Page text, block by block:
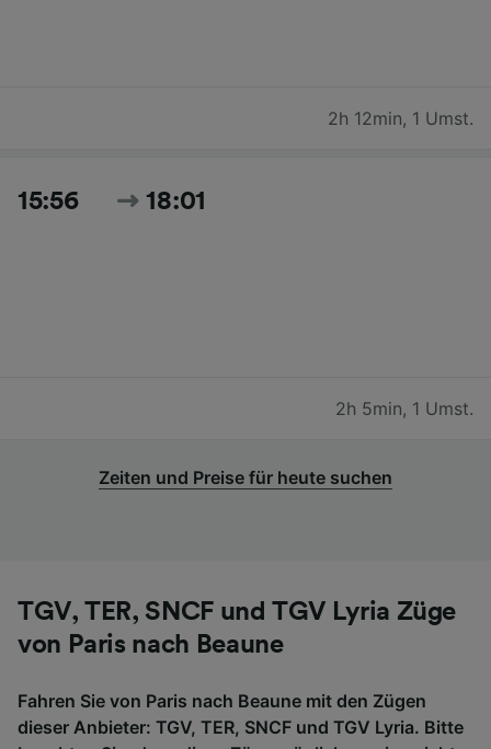
2h 12min, 1 Umst.
15:56 18:01
2h 5min, 1 Umst.
Zeiten und Preise für heute suchen
TGV, TER, SNCF und TGV Lyria Züge
von Paris nach Beaune
Fahren Sie von Paris nach Beaune mit den Zügen
dieser Anbieter: TGV, TER, SNCF und TGV Lyria. Bitte